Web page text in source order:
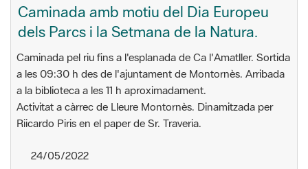
Caminada amb motiu del Dia Europeu
dels Parcs i la Setmana de la Natura.
Caminada pel riu fins a l'esplanada de Ca l'Amatller. Sortida
a les 09:30 h des de l'ajuntament de Montornès. Arribada
a la biblioteca a les 11 h aproximadament.
Activitat a càrrec de Lleure Montornès. Dinamitzada per
Riicardo Piris en el paper de Sr. Traveria.
24/05/2022